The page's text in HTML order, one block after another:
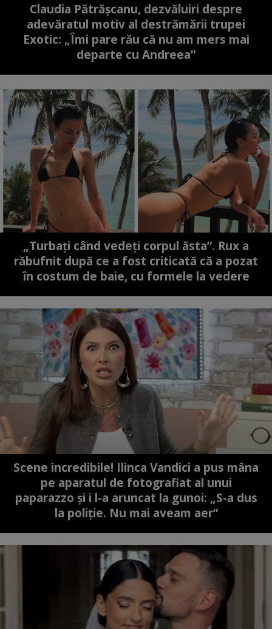
Claudia Pătrășcanu, dezvăluiri despre
adevăratul motiv al destrămării trupei
Exotic: „Îmi pare rău că nu am mers mai
departe cu Andreea”
„Turbați când vedeți corpul ăsta”. Rux a
răbufnit după ce a fost criticată că a pozat
în costum de baie, cu formele la vedere
Scene incredibile! Ilinca Vandici a pus mâna
pe aparatul de fotografiat al unui
paparazzo și i l-a aruncat la gunoi: „S-a dus
la poliție. Nu mai aveam aer”